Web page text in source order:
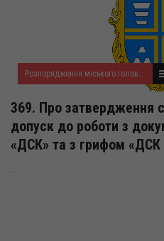
Розпорядження міського голови за 2023 рік
369. Про затвердження
допуск до роботи з
«ДСК» та з грифом «ДСК